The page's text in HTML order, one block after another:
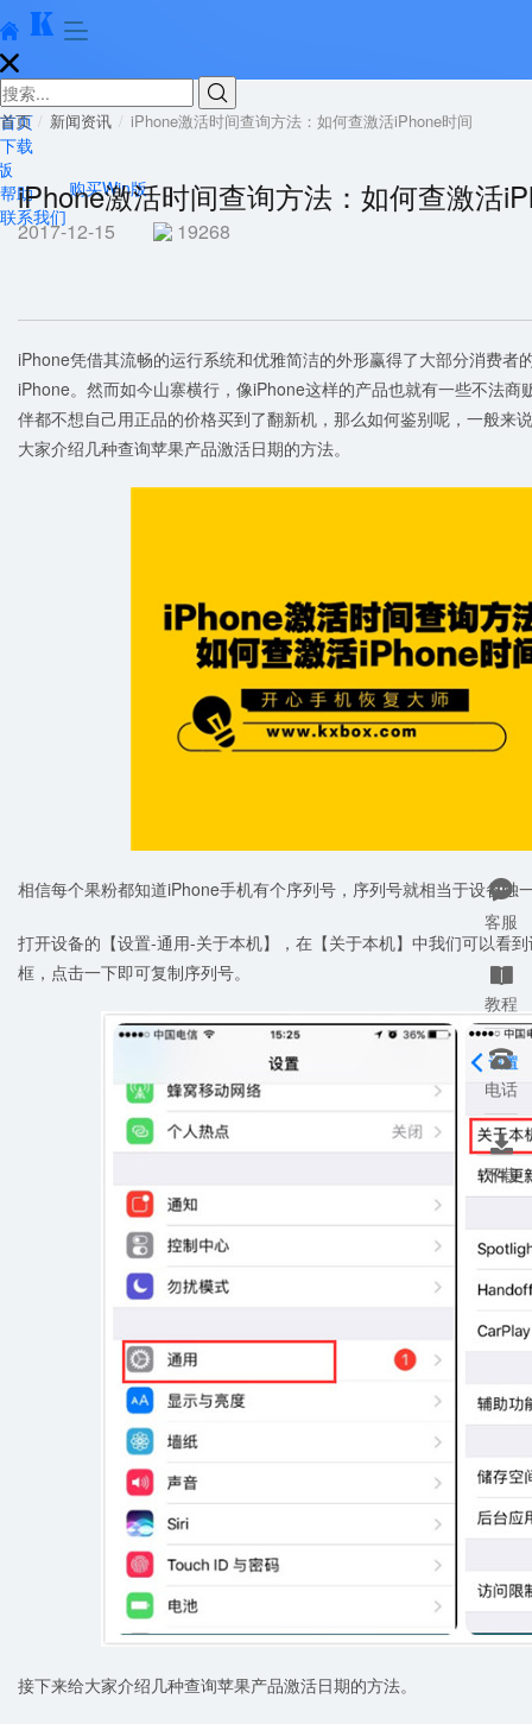
  


首页
下载
购买Win版
帮助
联系我们
首页 新闻资讯 iPhone激活时间查询方法：如何查激活iPhone时间
iPhone激活时间查询方法：如何查激活
2017-12-15 19268
iPhone凭借其流畅的运行系统和优雅简洁的外形赢得了大部分消费者
iPhone。然而如今山寨横行，像iPhone这样的产品也就有一些不法
伴都不想自己用正品的价格买到了翻新机，那么如何鉴别呢，一般来
大家介绍几种查询苹果产品激活日期的方法。
相信每个果粉都知道iPhone手机有个序列号，序列号就相当于设备独
打开设备的【设置-通用-关于本机】，在【关于本机】中我们可以看
框，点击一下即可复制序列号。
接下来给大家介绍几种查询苹果产品激活日期的方法。

客服

教程

电话

下载